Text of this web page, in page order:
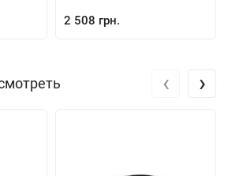
2 508 грн.
‹ ›